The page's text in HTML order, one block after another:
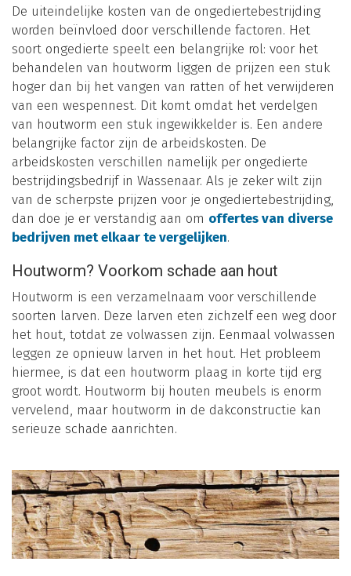
De uiteindelijke kosten van de ongediertebestrijding
worden beïnvloed door verschillende factoren. Het
soort ongedierte speelt een belangrijke rol: voor het
behandelen van houtworm liggen de prijzen een stuk
hoger dan bij het vangen van ratten of het verwijderen
van een wespennest. Dit komt omdat het verdelgen
van houtworm een stuk ingewikkelder is. Een andere
belangrijke factor zijn de arbeidskosten. De
arbeidskosten verschillen namelijk per ongedierte
bestrijdingsbedrijf in Wassenaar. Als je zeker wilt zijn
van de scherpste prijzen voor je ongediertebestrijding,
dan doe je er verstandig aan om offertes van diverse
bedrijven met elkaar te vergelijken.
Houtworm? Voorkom schade aan hout
Houtworm is een verzamelnaam voor verschillende
soorten larven. Deze larven eten zichzelf een weg door
het hout, totdat ze volwassen zijn. Eenmaal volwassen
leggen ze opnieuw larven in het hout. Het probleem
hiermee, is dat een houtworm plaag in korte tijd erg
groot wordt. Houtworm bij houten meubels is enorm
vervelend, maar houtworm in de dakconstructie kan
serieuze schade aanrichten.